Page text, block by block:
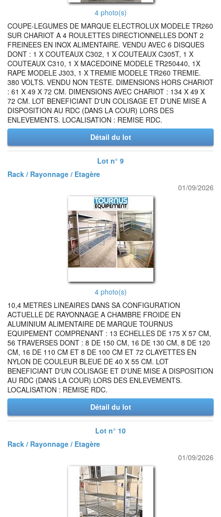
4 photo(s)
COUPE-LEGUMES DE MARQUE ELECTROLUX MODELE TR260
SUR CHARIOT A 4 ROULETTES DIRECTIONNELLES DONT 2
FREINEES EN INOX ALIMENTAIRE. VENDU AVEC 6 DISQUES
DONT : 1 X COUTEAUX C302, 1 X COUTEAUX C305T, 1 X
COUTEAUX C310, 1 X MACEDOINE MODELE TR250440, 1X
RAPE MODELE J303, 1 X TREMIE MODELE TR260 TREMIE.
380 VOLTS. VENDU NON TESTE. DIMENSIONS HORS CHARIOT
: 61 X 49 X 72 CM. DIMENSIONS AVEC CHARIOT : 134 X 49 X
72 CM. LOT BENEFICIANT D'UN COLISAGE ET D'UNE MISE A
DISPOSITION AU RDC (DANS LA COUR) LORS DES
ENLEVEMENTS. LOCALISATION : REMISE RDC.
Détail du lot
Lot n° 9
Rack / Rayonnage / Etagère
01/09/2026
4 photo(s)
10,4 METRES LINEAIRES DANS SA CONFIGURATION
ACTUELLE DE RAYONNAGE A CHAMBRE FROIDE EN
ALUMINIUM ALIMENTAIRE DE MARQUE TOURNUS
EQUIPEMENT COMPRENANT : 13 ECHELLES DE 175 X 57 CM,
56 TRAVERSES DONT : 8 DE 150 CM, 16 DE 130 CM, 8 DE 120
CM, 16 DE 110 CM ET 8 DE 100 CM ET 72 CLAYETTES EN
NYLON DE COULEUR BLEUE DE 40 X 55 CM. LOT
BENEFICIANT D'UN COLISAGE ET D'UNE MISE A DISPOSITION
AU RDC (DANS LA COUR) LORS DES ENLEVEMENTS.
LOCALISATION : REMISE RDC.
Détail du lot
Lot n° 10
Rack / Rayonnage / Etagère
01/09/2026